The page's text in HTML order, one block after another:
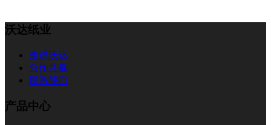
沃达纸业
走进沃达
合作共赢
联系我们
产品中心